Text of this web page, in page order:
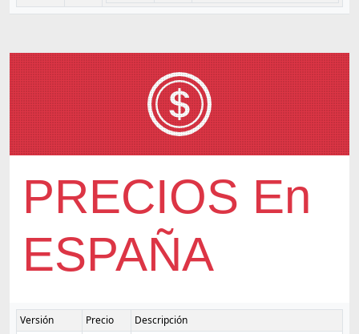
PRECIOS En
ESPAÑA
Versión Precio Descripción